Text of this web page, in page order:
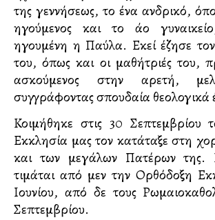
της γεννήσεως, το ένα ανδρικό,
ηγούμενος και το άλλο
ηγουμένη η Παύλα. Εκεί έζησε
του, όπως και οι μαθήτριές του,
ασκούμενος στην αρετή,
συγγράφοντας σπουδαία θεολογικά
Κοιμήθηκε στις 30 Σεπτεμβρίου
Εκκλησία μας τον κατάταξε στη
και των μεγάλων Πατέρων
τιμάται από μεν την Ορθόδοξη
Ιουνίου, από δε τους
Σεπτεμβρίου.